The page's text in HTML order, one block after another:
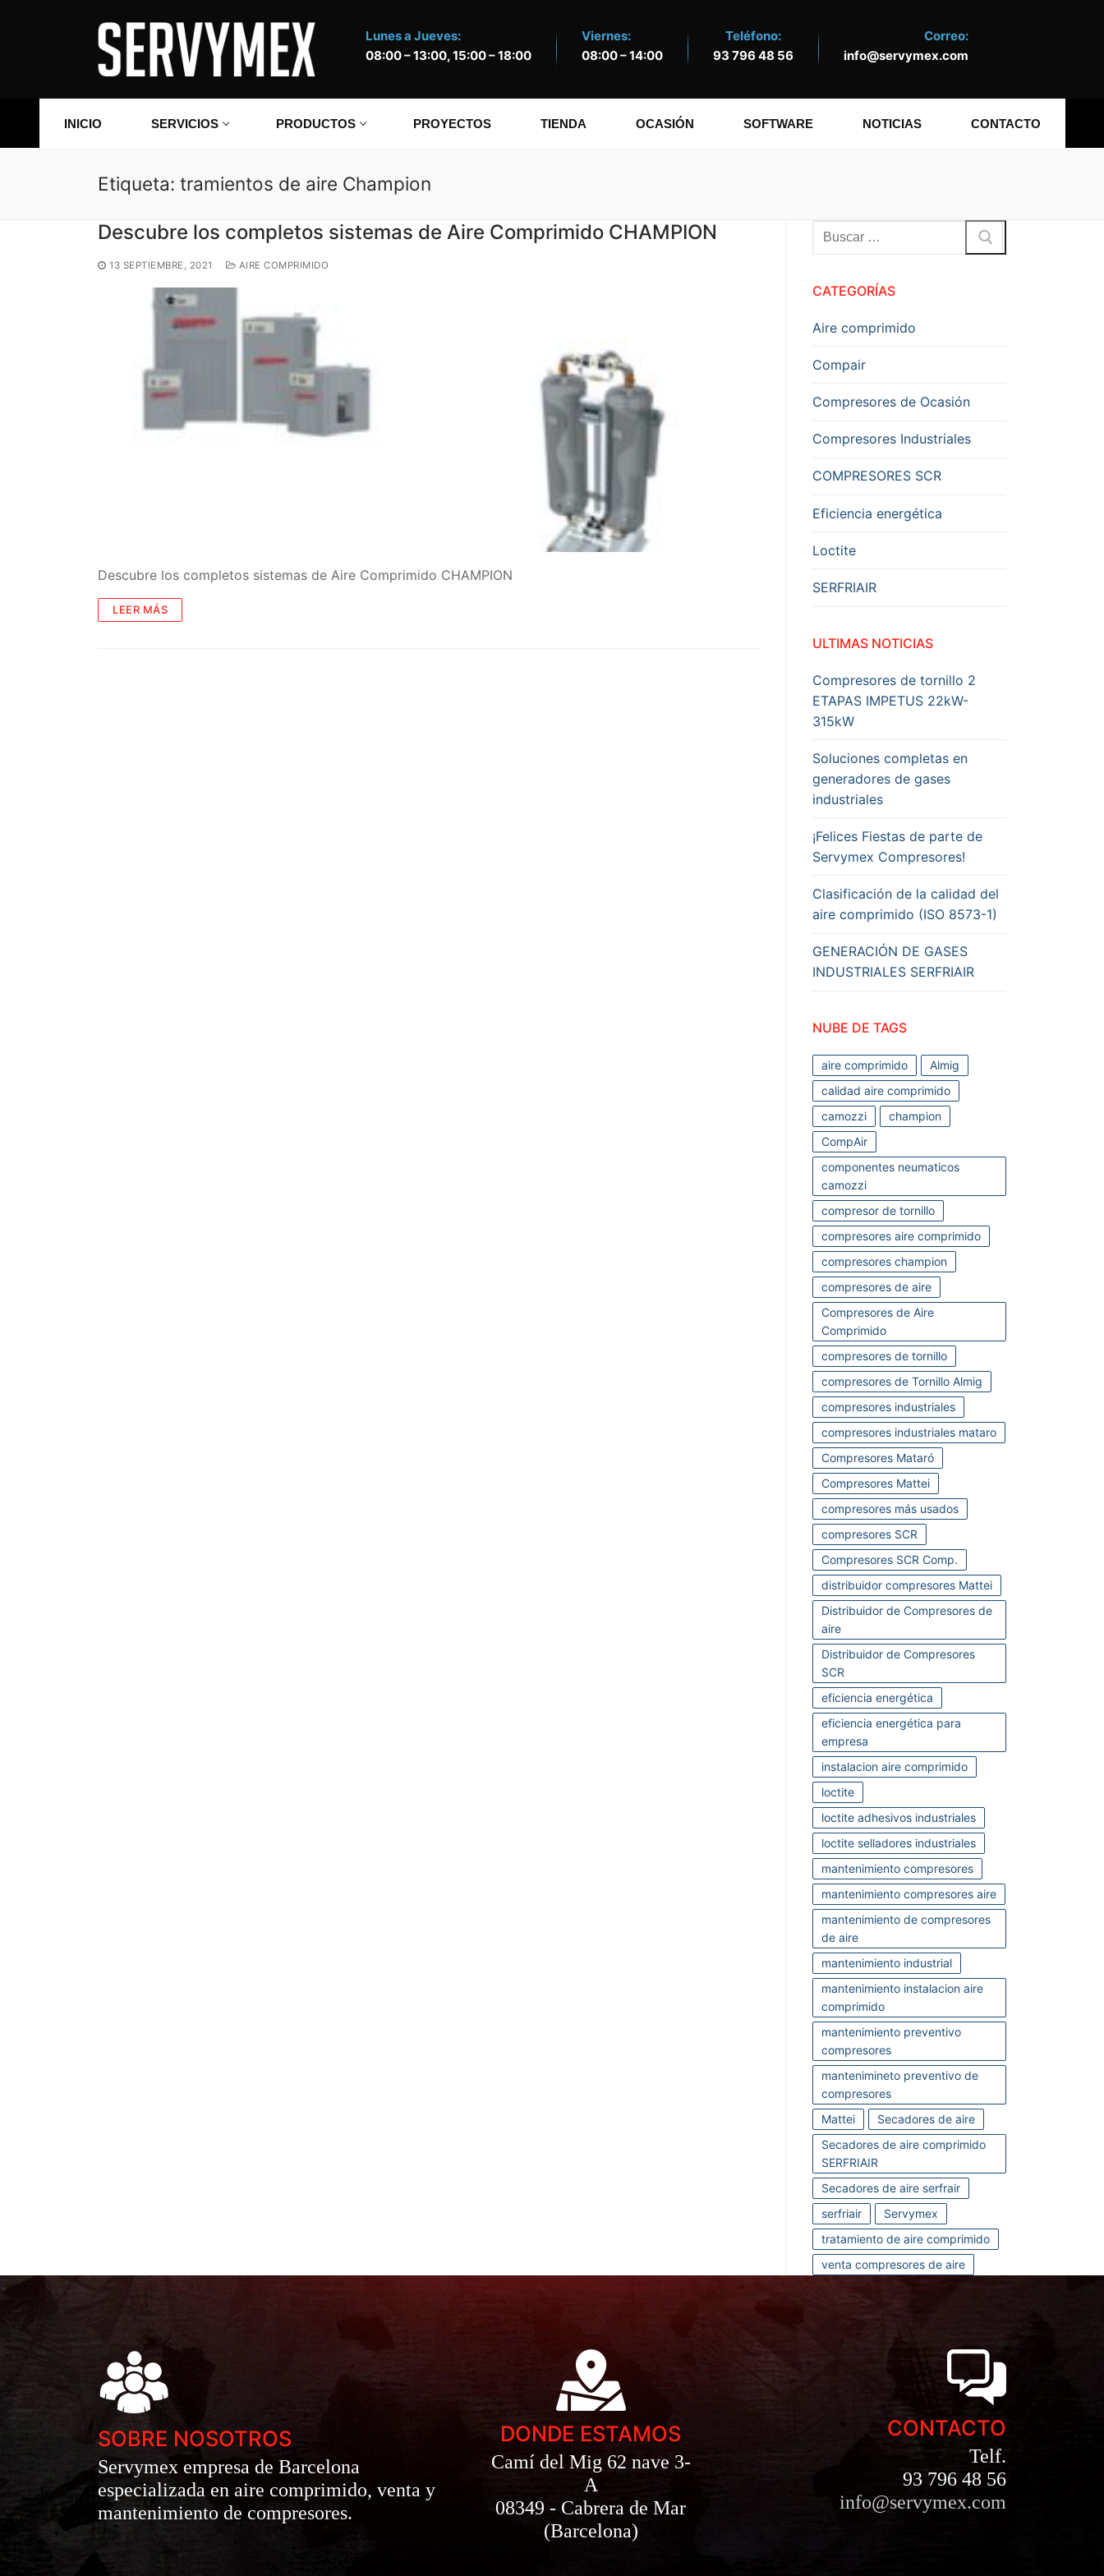
Lunes a Jueves:
08:00 – 13:00, 15:00 – 18:00
Viernes:
08:00 – 14:00
Teléfono:
93 796 48 56
Correo:
info@servymex.com
INICIO SERVICIOS PRODUCTOS PROYECTOS TIENDA OCASIÓN SOFTWARE NOTICIAS CONTACTO
Etiqueta: tramientos de aire Champion
Descubre los completos sistemas de Aire Comprimido CHAMPION
13 SEPTIEMBRE, 2021 AIRE COMPRIMIDO
Descubre los completos sistemas de Aire Comprimido CHAMPION
LEER MÁS
Buscar:
CATEGORÍAS
Aire comprimido
Compair
Compresores de Ocasión
Compresores Industriales
COMPRESORES SCR
Eficiencia energética
Loctite
SERFRIAIR
ULTIMAS NOTICIAS
Compresores de tornillo 2
ETAPAS IMPETUS 22kW-
315kW
Soluciones completas en
generadores de gases
industriales
¡Felices Fiestas de parte de
Servymex Compresores!
Clasificación de la calidad del
aire comprimido (ISO 8573-1)
GENERACIÓN DE GASES
INDUSTRIALES SERFRIAIR
NUBE DE TAGS
aire comprimido
Almig
calidad aire comprimido
camozzi
champion
CompAir
componentes neumaticos
camozzi
compresor de tornillo
compresores aire comprimido
compresores champion
compresores de aire
Compresores de Aire
Comprimido
compresores de tornillo
compresores de Tornillo Almig
compresores industriales
compresores industriales mataro
Compresores Mataró
Compresores Mattei
compresores más usados
compresores SCR
Compresores SCR Comp.
distribuidor compresores Mattei
Distribuidor de Compresores de
aire
Distribuidor de Compresores
SCR
eficiencia energética
eficiencia energética para
empresa
instalacion aire comprimido
loctite
loctite adhesivos industriales
loctite selladores industriales
mantenimiento compresores
mantenimiento compresores aire
mantenimiento de compresores
de aire
mantenimiento industrial
mantenimiento instalacion aire
comprimido
mantenimiento preventivo
compresores
mantenimineto preventivo de
compresores
Mattei
Secadores de aire
Secadores de aire comprimido
SERFRIAIR
Secadores de aire serfrair
serfriair
Servymex
tratamiento de aire comprimido
venta compresores de aire
SOBRE NOSOTROS
Servymex empresa de Barcelona
especializada en aire comprimido, venta y
mantenimiento de compresores.
DONDE ESTAMOS
Camí del Mig 62 nave 3-
A
08349 - Cabrera de Mar
(Barcelona)
CONTACTO
Telf.
93 796 48 56
info@servymex.com